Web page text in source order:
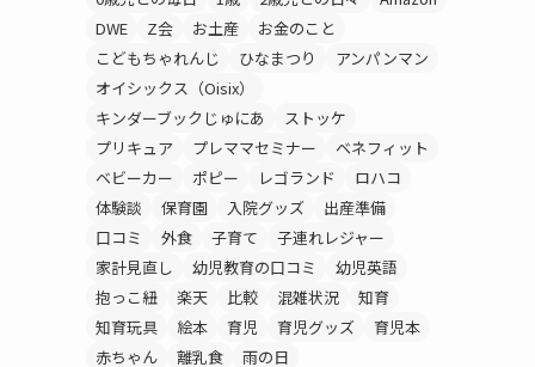
DWE
Z会 お土産
お金のこと
こどもちゃれんじ
ひなまつり
アンパンマン
オイシックス（Oisix）
キンダーブックじゅにあ
ストッケ
プリキュア
プレママセミナー
ベネフィット
ベビーカー
ポピー レゴランド
ロハコ
体験談
保育園 入院グッズ
出産準備
口コミ
外食 子育て
子連れレジャー
家計見直し
幼児教育の口コミ
幼児英語
抱っこ紐
楽天 比較 混雑状況
知育
知育玩具
絵本 育児 育児グッズ
育児本
赤ちゃん
離乳食 雨の日